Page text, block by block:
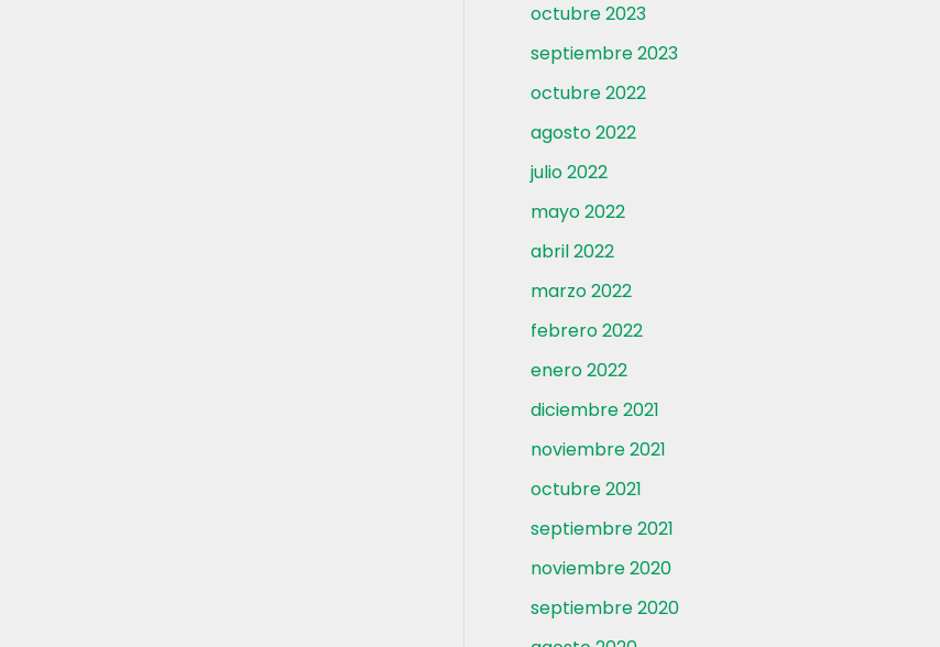
octubre 2023
septiembre 2023
octubre 2022
agosto 2022
julio 2022
mayo 2022
abril 2022
marzo 2022
febrero 2022
enero 2022
diciembre 2021
noviembre 2021
octubre 2021
septiembre 2021
noviembre 2020
septiembre 2020